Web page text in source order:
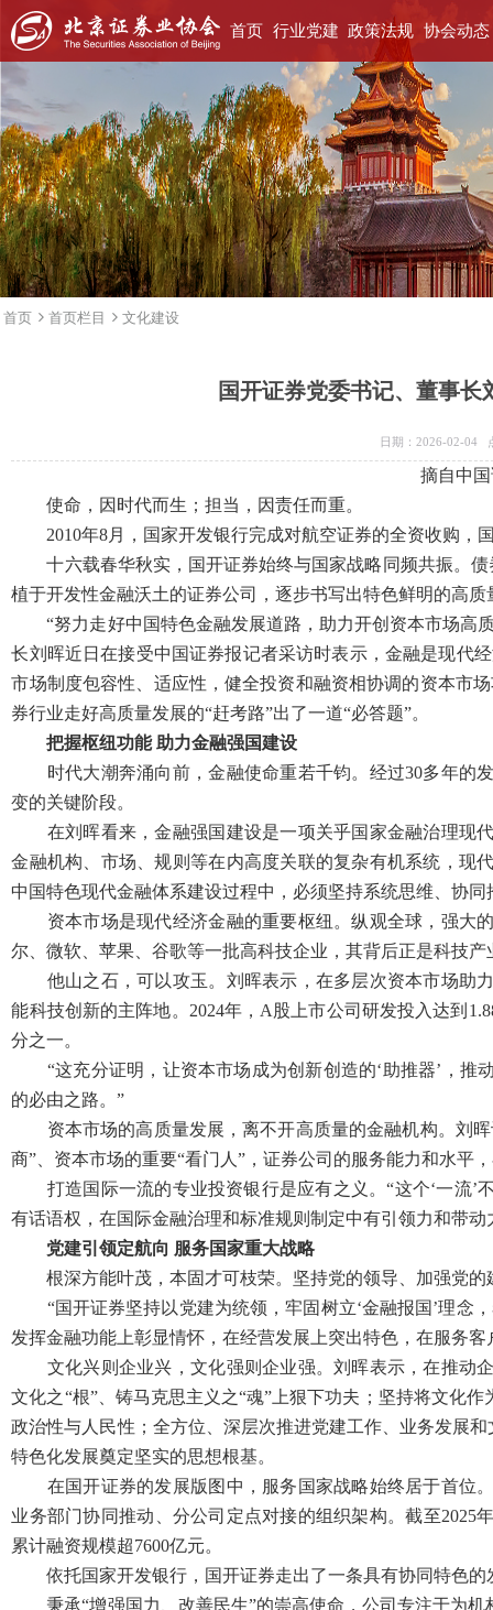
首页 行业党建 政策法规 协会动态
首页 首页栏目 文化建设
国开证券党委书记、董事
日期：2026-02-04
摘自中
使命，因时代而生；担当，因责任而重。
2010年8月，国家开发银行完成对航空证券的全资收购，
十六载春华秋实，国开证券始终与国家战略同频共振。债
植于开发性金融沃土的证券公司，逐步书写出特色鲜明的高质
“努力走好中国特色金融发展道路，助力开创资本市场高
长刘晖近日在接受中国证券报记者采访时表示，金融是现代
市场制度包容性、适应性，健全投资和融资相协调的资本市
券行业走好高质量发展的“赶考路”出了一道“必答题”。
把握枢纽功能 助力金融强国建设
时代大潮奔涌向前，金融使命重若千钧。经过30多年的
变的关键阶段。
在刘晖看来，金融强国建设是一项关乎国家金融治理现
金融机构、市场、规则等在内高度关联的复杂有机系统，现
中国特色现代金融体系建设过程中，必须坚持系统思维、协同
资本市场是现代经济金融的重要枢纽。纵观全球，强大
尔、微软、苹果、谷歌等一批高科技企业，其背后正是科技
他山之石，可以攻玉。刘晖表示，在多层次资本市场助
能科技创新的主阵地。2024年，A股上市公司研发投入达到
分之一。
“这充分证明，让资本市场成为创新创造的‘助推器’，推
的必由之路。”
资本市场的高质量发展，离不开高质量的金融机构。刘晖
商”、资本市场的重要“看门人”，证券公司的服务能力和水平
打造国际一流的专业投资银行是应有之义。“这个‘一流’
有话语权，在国际金融治理和标准规则制定中有引领力和带动
党建引领定航向 服务国家重大战略
根深方能叶茂，本固才可枝荣。坚持党的领导、加强党的
“国开证券坚持以党建为统领，牢固树立‘金融报国’理念
发挥金融功能上彰显情怀，在经营发展上突出特色，在服务客
文化兴则企业兴，文化强则企业强。刘晖表示，在推动
文化之“根”、铸马克思主义之“魂”上狠下功夫；坚持将文化
政治性与人民性；全方位、深层次推进党建工作、业务发展
特色化发展奠定坚实的思想根基。
在国开证券的发展版图中，服务国家战略始终居于首位
业务部门协同推动、分公司定点对接的组织架构。截至2025
累计融资规模超7600亿元。
依托国家开发银行，国开证券走出了一条具有协同特色的
秉承“增强国力、改善民生”的崇高使命，公司专注于为机